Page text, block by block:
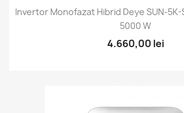
Invertor Monofazat Hibrid Deye SUN-5K-
5000 W
4.660,00 lei